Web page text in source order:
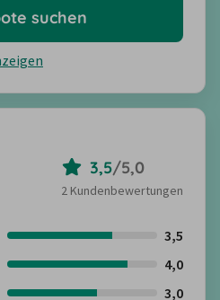
suchen
3,5/5,0
2 Kundenbewertungen
3,5
4,0
3,0